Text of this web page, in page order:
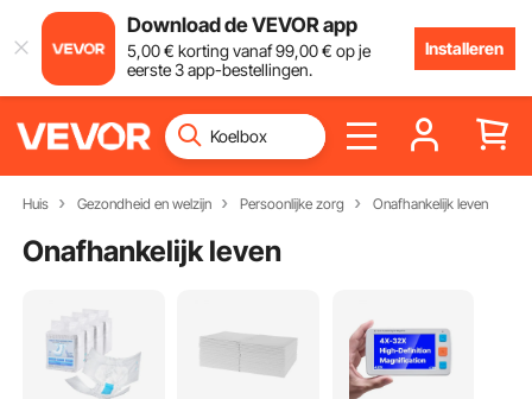
Download de VEVOR app
5,00€ korting vanaf99,00€ op je
eerste 3 app-bestellingen.
Installeren
Huis Gezondheid en welzijn Persoonlijke zorg Onafhankelijk leven
Onafhankelijk leven